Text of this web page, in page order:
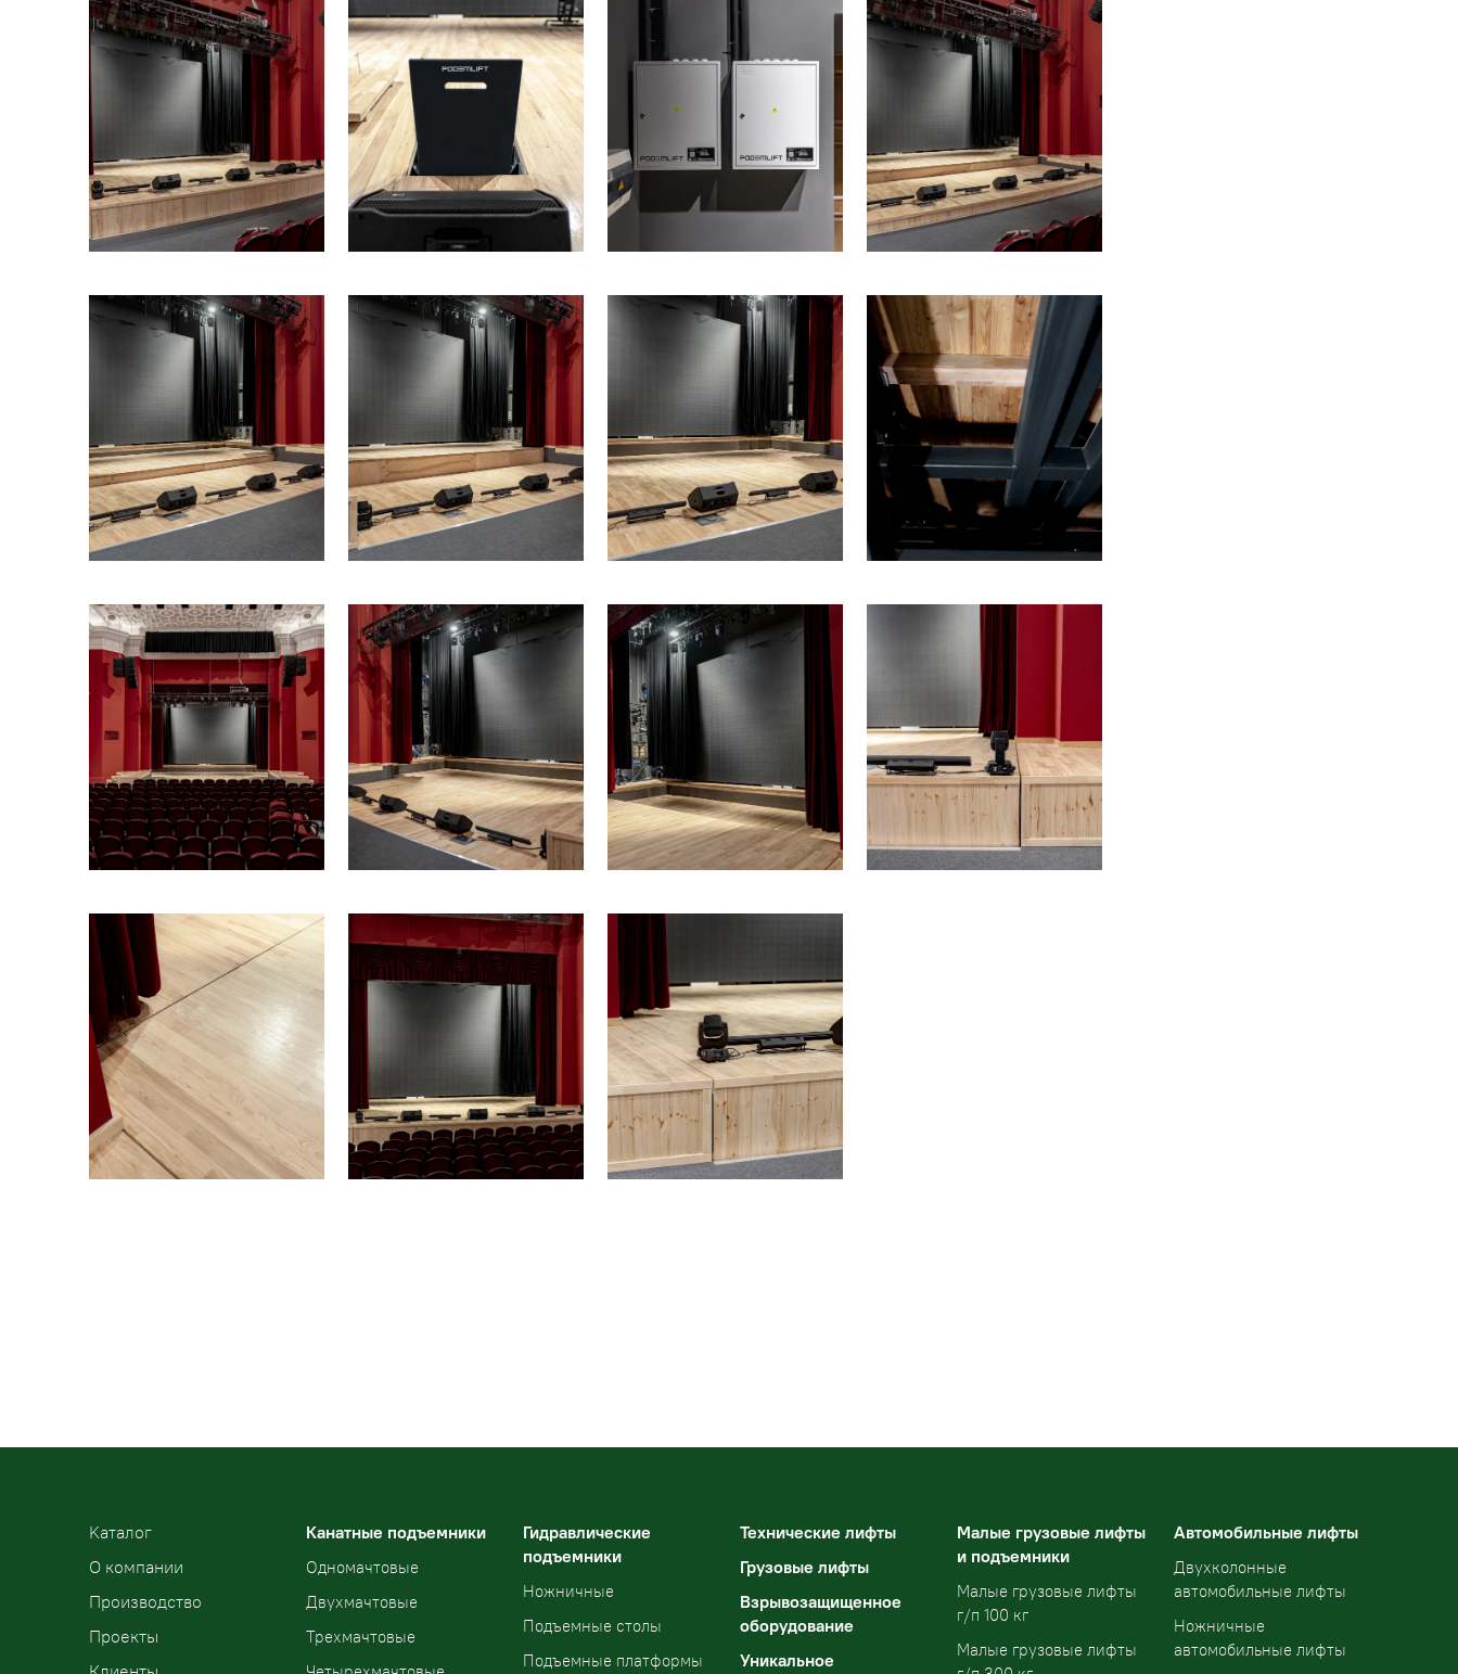
Kаталог
О компании
Производство
Проекты
Канатные подъемники
Одномачтовые
Двухмачтовые
Трехмачтовые
Гидравлические
подъемники
Ножничные
Подъемные столы
Подъемные платформы
Технические лифты
Грузовые лифты
Взрывозащищенное
оборудование
Уникальное
Малые грузовые лифты
и подъемники
Малые грузовые лифты
г/п 100 кг
Малые грузовые лифты
Автомобильные лифты
Двухколонные
автомобильные лифты
Ножничные
автомобильные лифты